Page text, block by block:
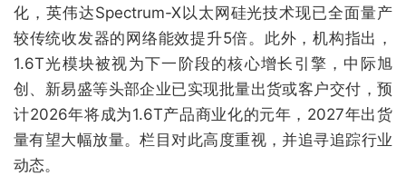
化，英伟达Spectrum-X以太网硅光技术现已全面量产
较传统收发器的网络能效提升5倍。此外，机构指出，
1.6T光模块被视为下一阶段的核心增长引擎，中际旭
创、新易盛等头部企业已实现批量出货或客户交付，预
计2026年将成为1.6T产品商业化的元年，2027年出货
量有望大幅放量。栏目对此高度重视，并追寻追踪行业
动态。